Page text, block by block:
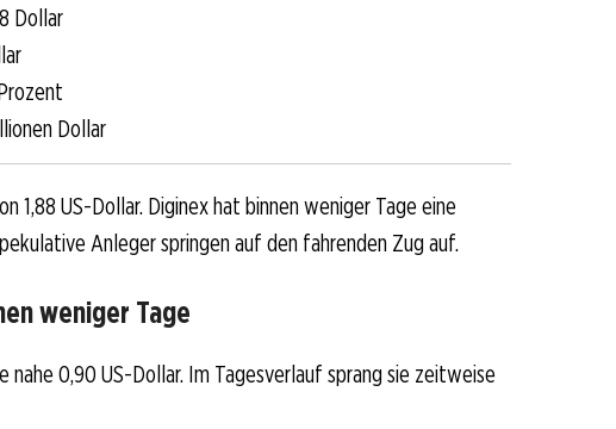
Dollar
Dollar
1,88 US-Dollar. Diginex hat binnen weniger Tage eine
Anleger springen auf den fahrenden Zug auf.
weniger Tage
0,90 US-Dollar. Im Tagesverlauf sprang sie zeitweise